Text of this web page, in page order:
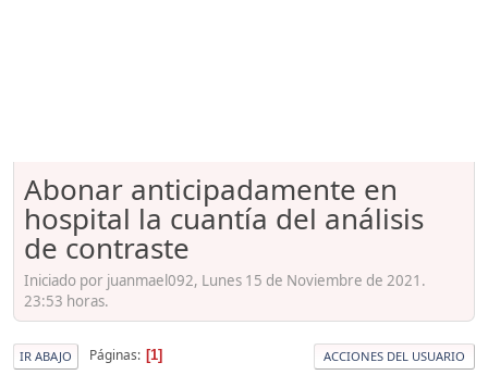
Abonar anticipadamente en
hospital la cuantía del análisis
de contraste
Iniciado por juanmael092, Lunes 15 de Noviembre de 2021.
23:53 horas.
IR ABAJO Páginas 1 ACCIONES DEL USUARIO